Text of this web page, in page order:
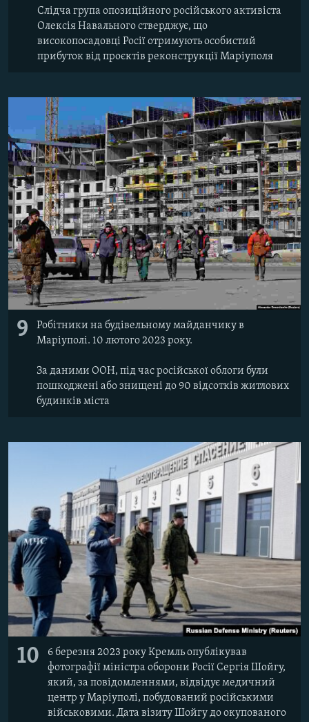
Слідча група опозиційного російського активіста
Олексія Навального стверджує, що
високопосадовці Росії отримують особистий
прибуток від проєктів реконструкції Маріуполя
9
Робітники на будівельному майданчику в
Маріуполі. 10 лютого 2023 року.
За даними ООН, під час російської облоги були
пошкоджені або знищені до 90 відсотків житлових
будинків міста
10
6 березня 2023 року Кремль опублікував
фотографії міністра оборони Росії Сергія Шойгу,
який, за повідомленнями, відвідує медичний
центр у Маріуполі, побудований російськими
військовими. Дата візиту Шойгу до окупованого